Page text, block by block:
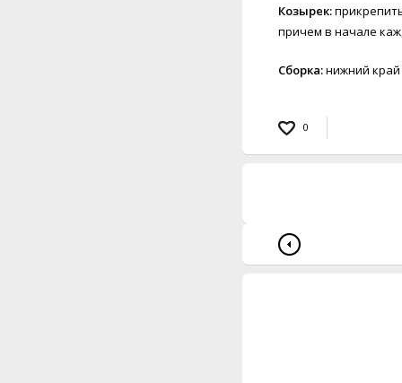
Козырек:
причем в начале
Сборка:нижний
0